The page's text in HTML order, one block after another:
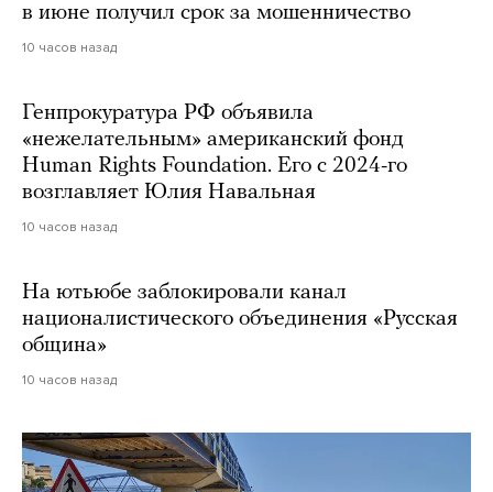
в июне получил срок за мошенничество
10 часов назад
Генпрокуратура РФ объявила
«нежелательным» американский фонд
Human Rights Foundation. Его с 2024-го
возглавляет Юлия Навальная
10 часов назад
На ютьюбе заблокировали канал
националистического объединения «Русская
община»
10 часов назад